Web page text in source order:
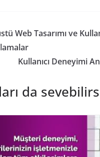
Web Tasarımı ve
Kullanıcı Deneyimi
da